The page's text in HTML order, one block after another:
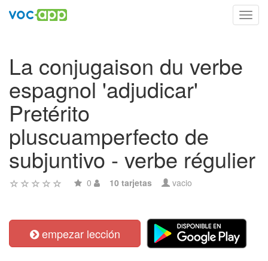
La conjugaison du verbe
espagnol 'adjudicar'
Pretérito
pluscuamperfecto de
subjuntivo - verbe régulier
0 10 tarjetas vacio
empezar lección